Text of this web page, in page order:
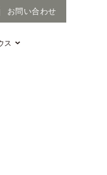
お問い合わせ
ス